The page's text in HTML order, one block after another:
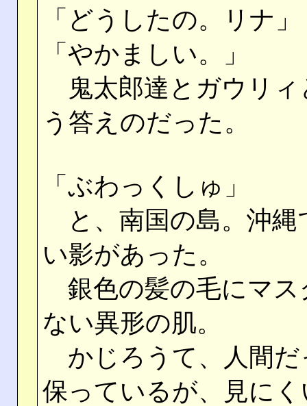
「どうしたの。リナ」
「やかましい。」
鬼太郎達とガウリィ
う答えのだった。
「ぶわっくしゅ」
と、南国の島。沖縄
い影があった。
銀色の髪の毛にマス
ない異形の肌。
かじろうて、人間だ
保っているが、見に